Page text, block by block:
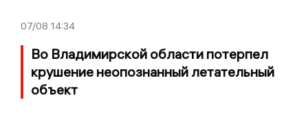
07/08 14:34
Во Владимирской области потерпел
крушение неопознанный летательный
объект